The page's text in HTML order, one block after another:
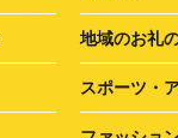
地域のお礼
スポーツ・